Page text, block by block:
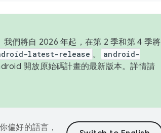
們將自 2026 年起，在第 2 季和第 4 季將
latest-release 。
android-
開放原始碼計畫的最新版本。詳情請
偏好的語言，